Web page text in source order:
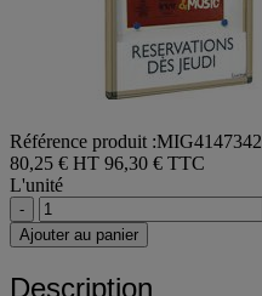
Référence produit :MIG4147342
80,25 € HT 96,30 € TTC
L'unité
-
Ajouter au panier
Description